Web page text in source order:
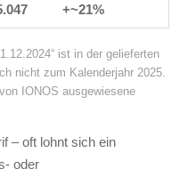
+~21%
ist in der gelieferten
nicht zum Kalenderjahr 2025.
IONOS ausgewiesene
– oft lohnt sich ein
oder